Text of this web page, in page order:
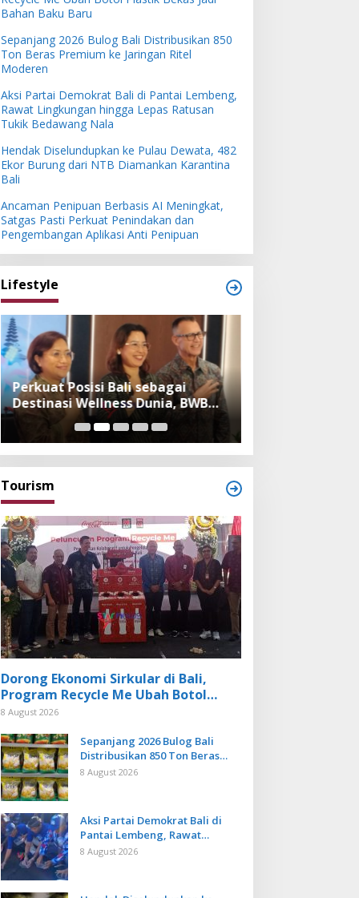
Bahan Baku Baru
Sepanjang 2026 Bulog Bali Distribusikan 850
Ton Beras Premium ke Jaringan Ritel
Moderen
Aksi Partai Demokrat Bali di Pantai Lembeng,
Rawat Lingkungan hingga Lepas Ratusan
Tukik Bedawang Nala
Hendak Diselundupkan ke Pulau Dewata, 482
Ekor Burung dari NTB Diamankan Karantina
Bali
Ancaman Penipuan Berbasis AI Meningkat,
Satgas Pasti Perkuat Penindakan dan
Pengembangan Aplikasi Anti Penipuan
Lifestyle
Perkuat Posisi Bali sebagai
Destinasi Wellness Dunia, BWB
Expo 2026 Hadirkan Exhibitor
Nasional dan Global
Tourism
Dorong Ekonomi Sirkular di Bali,
Program Recycle Me Ubah Botol
Plastik Bekas Jadi Bahan Baku Baru
8 August 2026
Sepanjang 2026 Bulog Bali
Distribusikan 850 Ton Beras
Premium ke Jaringan Ritel
8 August 2026
Aksi Partai Demokrat Bali di
Pantai Lembeng, Rawat
Lingkungan hingga Lepas
8 August 2026